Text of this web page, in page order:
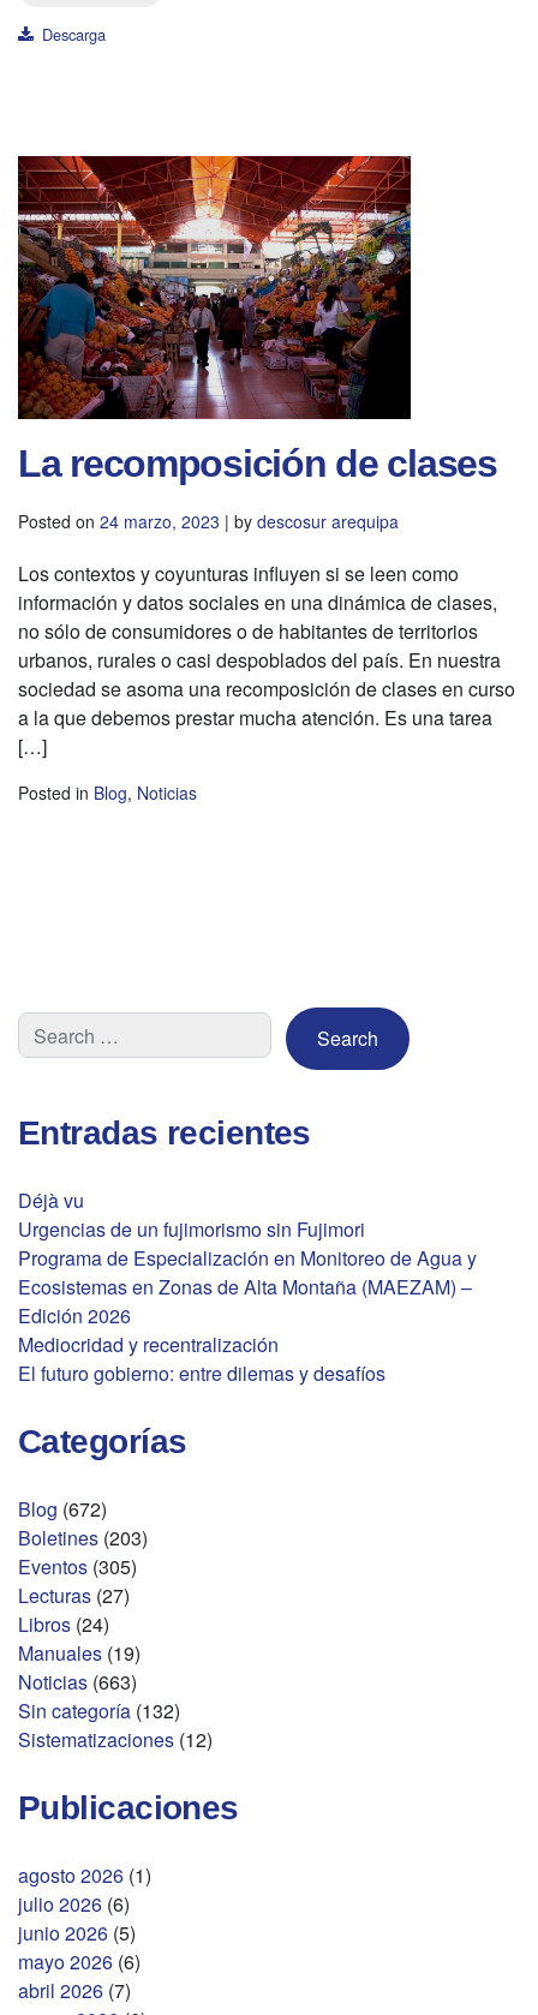
Descarga
La recomposición de clases
Posted on 24 marzo, 2023 | by descosur arequipa
Los contextos y coyunturas influyen si se leen como
información y datos sociales en una dinámica de clases,
no sólo de consumidores o de habitantes de territorios
urbanos, rurales o casi despoblados del país. En nuestra
sociedad se asoma una recomposición de clases en curso
a la que debemos prestar mucha atención. Es una tarea
[…]
Posted in Blog, Noticias
Entradas recientes
Déjà vu
Urgencias de un fujimorismo sin Fujimori
Programa de Especialización en Monitoreo de Agua y
Ecosistemas en Zonas de Alta Montaña (MAEZAM) –
Edición 2026
Mediocridad y recentralización
El futuro gobierno: entre dilemas y desafíos
Categorías
Blog (672)
Boletines (203)
Eventos (305)
Lecturas (27)
Libros (24)
Manuales (19)
Noticias (663)
Sin categoría (132)
Sistematizaciones (12)
Publicaciones
agosto 2026 (1)
julio 2026 (6)
junio 2026 (5)
mayo 2026 (6)
abril 2026 (7)